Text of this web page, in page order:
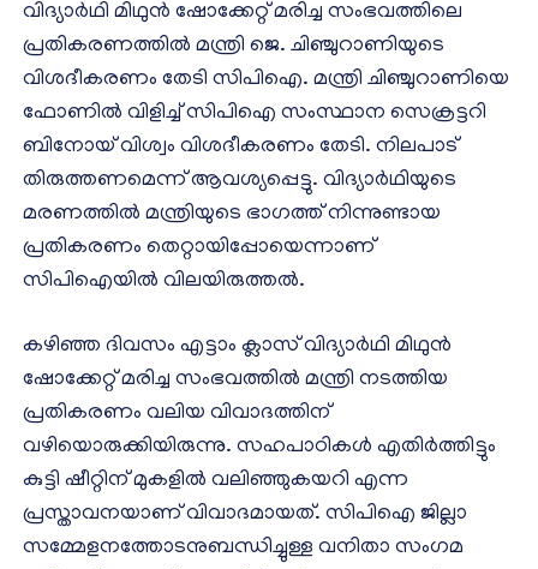
വിദ്യാര്‍ഥി മിഥുന്‍ ഷോക്കേറ്റ് മരിച്ച സംഭവത്തിലെ
പ്രതികരണത്തിൽ മന്ത്രി ജെ. ചിഞ്ചുറാണിയുടെ
വിശദീകരണം തേടി സിപിഐ. മന്ത്രി ചിഞ്ചുറാണിയെ
ഫോണിൽ വിളിച്ച് സിപിഐ സംസ്ഥാന സെക്രട്ടറി
ബിനോയ് വിശ്വം വിശദീകരണം തേടി. നിലപാട്
തിരുത്തണമെന്ന് ആവശ്യപ്പെട്ടു. വിദ്യാർഥിയുടെ
മരണത്തിൽ മന്ത്രിയുടെ ഭാഗത്ത് നിന്നുണ്ടായ
പ്രതികരണം തെറ്റായിപ്പോയെന്നാണ്
സിപിഐയിൽ വിലയിരുത്തൽ.
കഴിഞ്ഞ ദിവസം എട്ടാം ക്ലാസ് വിദ്യാര്‍ഥി മിഥുന്‍
ഷോക്കേറ്റ് മരിച്ച സംഭവത്തിൽ മന്ത്രി നടത്തിയ
പ്രതികരണം വലിയ വിവാദത്തിന്
വഴിയൊരുക്കിയിരുന്നു. സഹപാഠികൾ എതിർത്തിട്ടും
കുട്ടി ഷീറ്റിന് മുകളിൽ വലിഞ്ഞുകയറി എന്ന
പ്രസ്താവനയാണ് വിവാദമായത്. സിപിഐ ജില്ലാ
സമ്മേളനത്തോടനുബന്ധിച്ചുള്ള വനിതാ സംഗമ